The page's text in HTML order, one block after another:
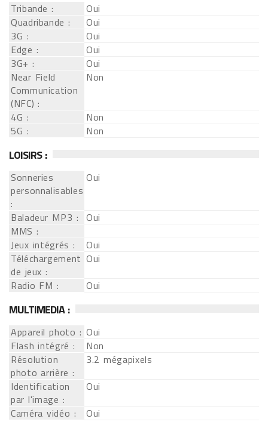
Tribande :
Oui
Quadribande :
Oui
3G :
Oui
Edge :
Oui
3G+ :
Oui
Near Field
Communication
(NFC) :
Non
4G :
Non
5G :
Non
LOISIRS :
Sonneries
personnalisables
:
Oui
Baladeur MP3 : Oui
MMS :
Jeux intégrés :
Oui
Téléchargement
de jeux :
Oui
Radio FM :
Oui
MULTIMEDIA :
Appareil photo : Oui
Flash intégré :
Non
Résolution
photo arrière :
3.2 mégapixels
Identification
par l'image :
Oui
Caméra vidéo :
Oui